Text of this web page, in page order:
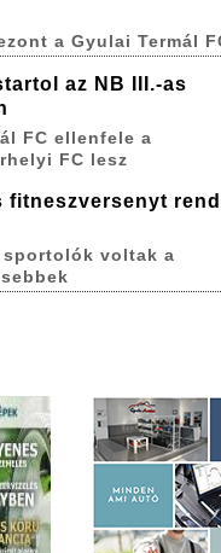
a Gyulai Termál
az NB III.-as
FC ellenfele a
FC lesz
fitneszversenyt
voltak a